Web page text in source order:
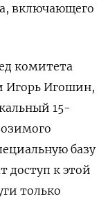
включающего
комитета
Игорь Игошин,
15-
базу
доступ к этой
только